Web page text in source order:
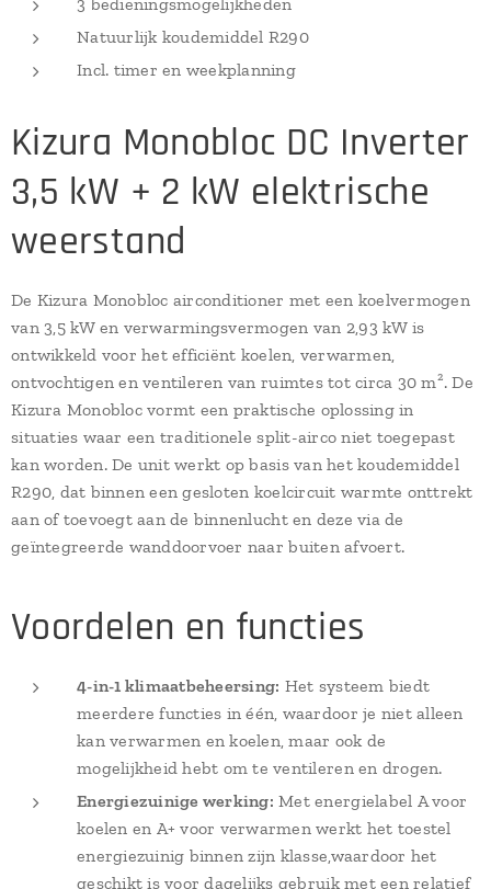
Natuurlijk koudemiddel R290
Incl. timer en weekplanning
Kizura Monobloc DC Inverter
3,5 kW + 2 kW elektrische
weerstand
De Kizura Monobloc airconditioner met een koelvermogen
van 3,5 kW en verwarmingsvermogen van 2,93 kW is
ontwikkeld voor het efficiënt koelen, verwarmen,
ontvochtigen en ventileren van ruimtes tot circa 30 m². De
Kizura Monobloc vormt een praktische oplossing in
situaties waar een traditionele split-airco niet toegepast
kan worden. De unit werkt op basis van het koudemiddel
R290, dat binnen een gesloten koelcircuit warmte onttrekt
aan of toevoegt aan de binnenlucht en deze via de
geïntegreerde wanddoorvoer naar buiten afvoert.
Voordelen en functies
4-in-1 klimaatbeheersing: Het systeem biedt
meerdere functies in één, waardoor je niet alleen
kan verwarmen en koelen, maar ook de
mogelijkheid hebt om te ventileren en drogen.
Energiezuinige werking: Met energielabel A voor
koelen en A+ voor verwarmen werkt het toestel
energiezuinig binnen zijn klasse,waardoor het
geschikt is voor dagelijks gebruik met een relatief